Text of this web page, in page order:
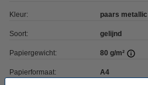
Kleur: paars metallic
Soort: gelijnd
Papiergewicht: 80 g/m²
Papierformaat: A4